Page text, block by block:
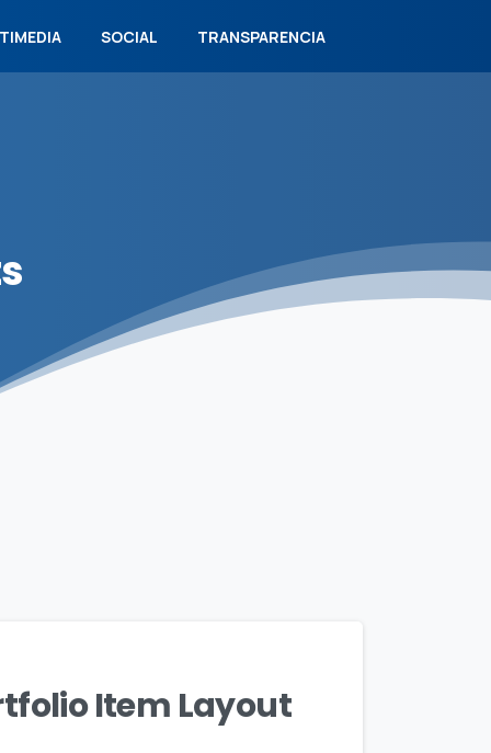
SOCIAL TRANSPARENCIA
Item Layout